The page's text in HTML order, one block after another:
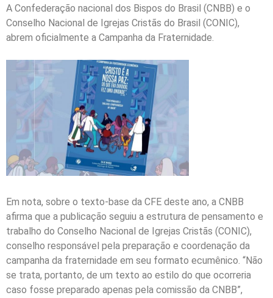
A Confederação nacional dos Bispos do Brasil (CNBB) e o
Conselho Nacional de Igrejas Cristãs do Brasil (CONIC),
abrem oficialmente a Campanha da Fraternidade.
Em nota, sobre o texto-base da CFE deste ano, a CNBB
afirma que a publicação seguiu a estrutura de pensamento e
trabalho do Conselho Nacional de Igrejas Cristãs (CONIC),
conselho responsável pela preparação e coordenação da
campanha da fraternidade em seu formato ecumênico. “Não
se trata, portanto, de um texto ao estilo do que ocorreria
caso fosse preparado apenas pela comissão da CNBB”,